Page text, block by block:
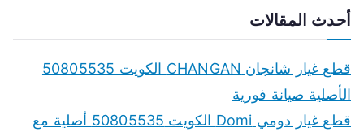
r
أحدث المقالات
قطع غيار شانجان CHANGAN الكويت 50805535
الأصلية صيانة فورية
قطع غيار دومي Domi الكويت 50805535 أصلية مع